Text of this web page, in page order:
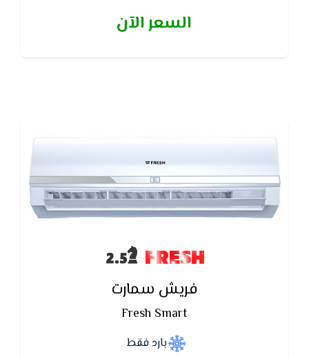
خاصية اكتشاف غاز الفريون لحماية المكيف من التلف
السعر الآن
FRESH
فريش سمارت
Fresh Smart
بارد فقط